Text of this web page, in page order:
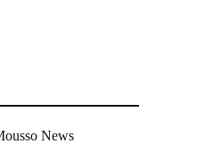
News